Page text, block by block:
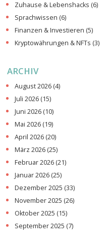
Zuhause & Lebenshacks (6)
Sprachwissen (6)
Finanzen & Investieren (5)
Kryptowährungen & NFTs (3)
ARCHIV
August 2026 (4)
Juli 2026 (15)
Juni 2026 (10)
Mai 2026 (19)
April 2026 (20)
März 2026 (25)
Februar 2026 (21)
Januar 2026 (25)
Dezember 2025 (33)
November 2025 (26)
Oktober 2025 (15)
September 2025 (7)